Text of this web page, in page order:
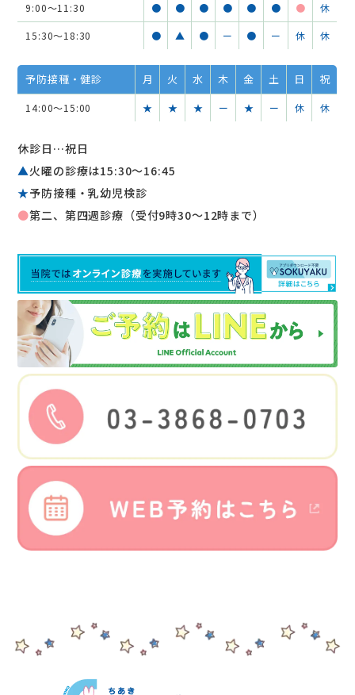
9:00～11:30 ● ● ● ● ● ● ● 休
15:30～18:30 ● ▲ ● ー ● ー 休 休
予防接種・健診 月 火 水 木 金 土 日 祝
14:00～15:00 ★ ★ ★ ー ★ ー 休 休
休診日…祝日
▲火曜の診療は15:30〜16:45
★予防接種・乳幼児検診
●第二、第四週診療（受付9時30～12時まで）